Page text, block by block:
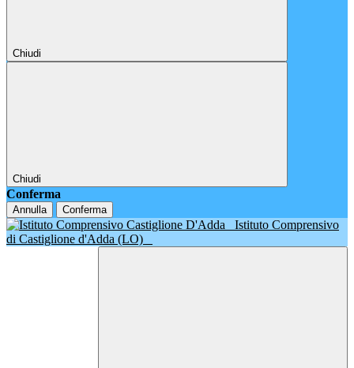
Chiudi
Chiudi
Conferma
Annulla Conferma
Istituto Comprensivo
di Castiglione d'Adda (LO)